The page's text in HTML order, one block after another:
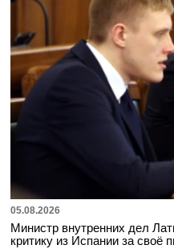
05.08.2026
Министр внутренних дел
критику из Испании за своё